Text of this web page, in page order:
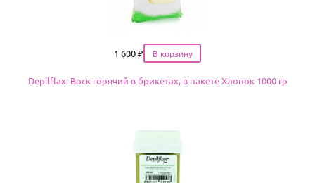
Цена
1 600 ₽
Depilflax: Воск горячий в брикетах, в пакете Хлопок 1000 гр